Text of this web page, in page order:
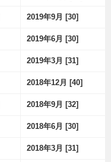
2019年9月 [30]
2019年6月 [30]
2019年3月 [31]
2018年12月 [40]
2018年9月 [32]
2018年6月 [30]
2018年3月 [31]